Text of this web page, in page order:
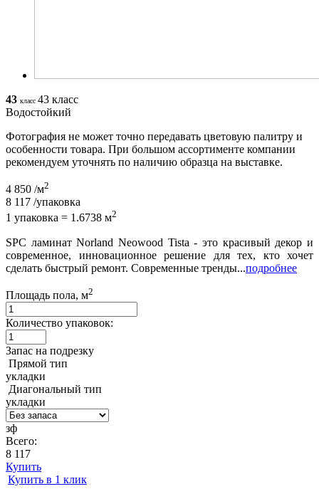
43 класс 43 класс
Водостойкий
Фотография не может точно передавать цветовую палитру и
особенности товара. При большом ассортименте компании
рекомендуем уточнять по наличию образца на выставке.
4 850 /м2
8 117 /упаковка
1 упаковка = 1.6738 м2
SPC ламинат Norland Neowood Tista - это красивый декор и
современное, инновационное решение для тех, кто хочет
сделать быстрый ремонт. Современные тренды...подробнее
Площадь пола, м2
Количество упаковок:
Запас на подрезку
Прямой тип
укладки
Диагональный тип
укладки
зф
Всего:
8 117
Купить
Купить в 1 клик